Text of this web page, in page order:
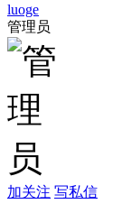
luoge
管理员
加关注 写私信